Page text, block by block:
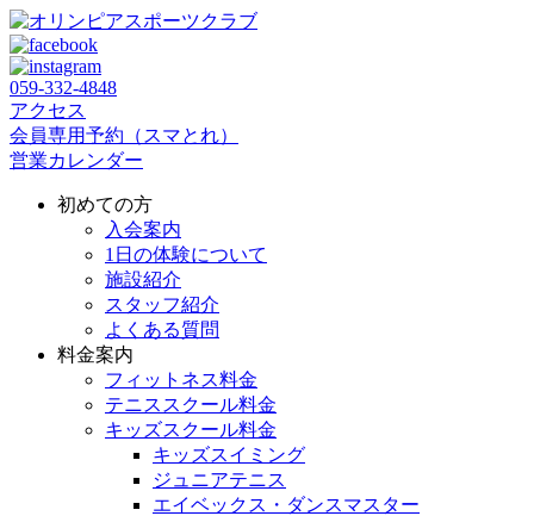
059‐332‐4848
アクセス
会員専用予約（スマとれ）
営業カレンダー
初めての方
入会案内
1日の体験について
施設紹介
スタッフ紹介
よくある質問
料金案内
フィットネス料金
テニススクール料金
キッズスクール料金
キッズスイミング
ジュニアテニス
エイベックス・ダンスマスター